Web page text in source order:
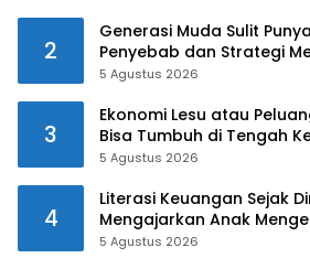
2
Generasi Muda Sulit
Penyebab dan Strategi
5 Agustus 2026
3
Ekonomi Lesu atau
Bisa Tumbuh di Tengah
5 Agustus 2026
4
Literasi Keuangan Sejak
Mengajarkan Anak
5 Agustus 2026